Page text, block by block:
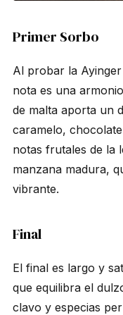
Primer Sorbo
Al probar la
nota es una
de malta aporta un
caramelo,
notas frutales de la
manzana madura,
vibrante.
Final
El final es largo y
que equilibra el
clavo y especias